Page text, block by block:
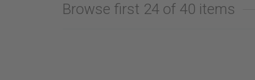
Browse first 24 of 40 items